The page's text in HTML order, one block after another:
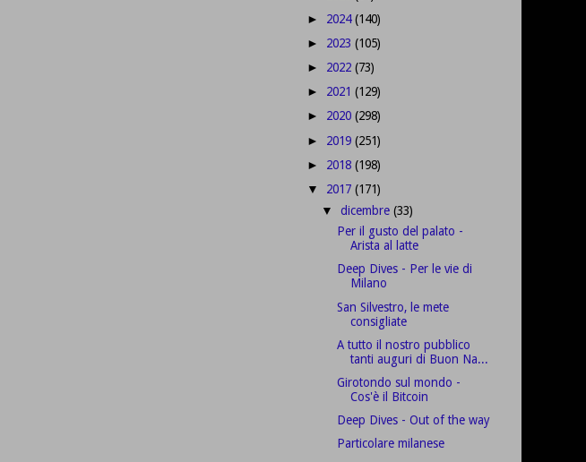
► 2024(140)
► 2023 (105)
► 2022 (73)
► 2021 (129)
► 2020 (298)
► 2019 (251)
► 2018 (198)
▼ 2017 (171)
▼dicembre(33)
Per il gusto del palato -
Arista al latte
Deep Dives - Per le vie di
Milano
San Silvestro, le mete
consigliate
A tutto il nostro pubblico
tanti auguri di Buon Na...
Girotondo sul mondo -
Cos'è il Bitcoin
Deep Dives - Out of the way
Particolare milanese